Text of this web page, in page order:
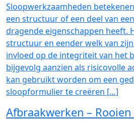
Sloopwerkzaamheden
een structuur of een deel van
dragende eigenschappen heeft.
structuur en eender welk van
invloed op de integriteit van het
bijgevolg aanzien als risicovolle
kan gebruikt worden om een
sloopformulier te creëren […]
Afbraakwerken –